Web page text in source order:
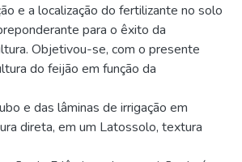
e a localização do fertilizante no solo
para o êxito da
Objetivou-se, com o presente
do feijão em função da
e das lâminas de irrigação em
direta, em um Latossolo, textura